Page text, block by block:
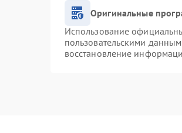
Оригинальные
Использование
пользовательскими
восстановление